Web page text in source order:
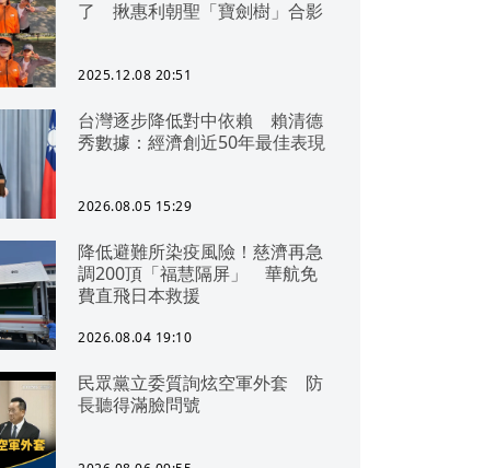
了 揪惠利朝聖「寶劍樹」合影
2025.12.08 20:51
台灣逐步降低對中依賴 賴清德
秀數據：經濟創近50年最佳表現
2026.08.05 15:29
降低避難所染疫風險！慈濟再急
調200頂「福慧隔屏」 華航免
費直飛日本救援
2026.08.04 19:10
民眾黨立委質詢炫空軍外套 防
長聽得滿臉問號